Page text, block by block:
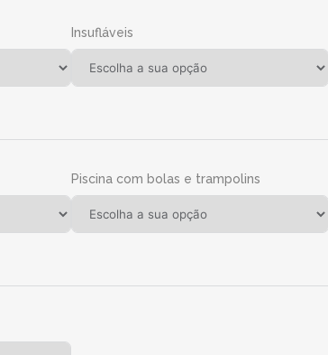
Insufláveis
Piscina com bolas e trampolins